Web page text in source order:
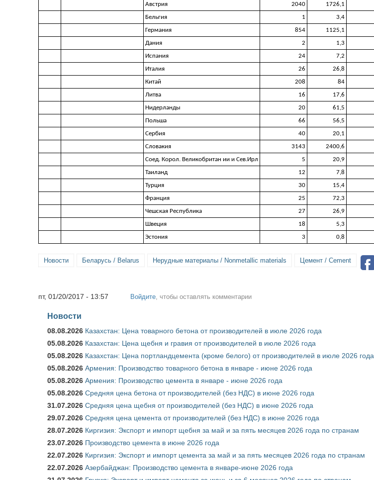
Австрия
2040 1726,1
Бельгия
1 3,4
Германия
854 1125,1
Дания
2 1,3
Испания
24 7,2
Италия
26 26,8
Китай
208 84
Литва
16 17,6
Нидерланды
20 61,5
Польша
66 56,5
Сербия
40 20,1
Словакия
3143 2400,6
Соед. Корол. Великобритан ии и Сев.Ирл
5 20,9
Таиланд
12 7,8
Турция
30 15,4
Франция
25 72,3
Чешская Республика
27 26,9
Швеция
18 5,3
Эстония
3 0,8
Новости Беларусь / Belarus Нерудные материалы / Nonmetallic materials Цемент / Cement
пт, 01/20/2017 - 13:57 Войдите , чтобы оставлять комментарии
Новости
08.08.2026 Казахстан: Цена товарного бетона от производителей в июле 2026 года
05.08.2026 Казахстан: Цена щебня и гравия от производителей в июле 2026 года
05.08.2026 Казахстан: Цена портландцемента (кроме белого) от производителей в июле 2026 года
05.08.2026 Армения: Производство товарного бетона в январе - июне 2026 года
05.08.2026 Армения: Производство цемента в январе - июне 2026 года
05.08.2026 Средняя цена бетона от производителей (без НДС) в июне 2026 года
31.07.2026 Средняя цена щебня от производителей (без НДС) в июне 2026 года
29.07.2026 Средняя цена цемента от производителей (без НДС) в июне 2026 года
28.07.2026 Киргизия: Экспорт и импорт щебня за май и за пять месяцев 2026 года по странам
23.07.2026 Производство цемента в июне 2026 года
22.07.2026 Киргизия: Экспорт и импорт цемента за май и за пять месяцев 2026 года по странам
22.07.2026 Азербайджан: Производство цемента в январе-июне 2026 года